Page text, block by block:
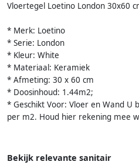
Vloertegel Loetino London 30x60
* Merk: Loetino
* Serie: London
* Kleur: White
* Materiaal: Keramiek
* Afmeting: 30 x 60 cm
* Doosinhoud: 1.44m2;
* Geschikt Voor: Vloer en Wand U
per m2. Houd hier rekening mee
Bekijk relevante sanitair